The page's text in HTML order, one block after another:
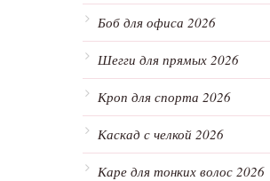
Боб для офиса 2026
Шегги для прямых 2026
Кроп для спорта 2026
Каскад с челкой 2026
Каре для тонких волос 2026